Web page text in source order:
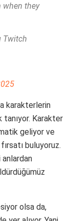
when they
Twitch
karakterlerin
tanıyor. Karakter
geliyor ve
buluyoruz.
anlardan
olsa da,